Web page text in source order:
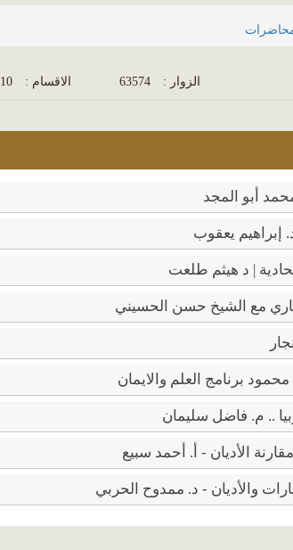
الزوار : 63574 الاقسام : 10
أبو المجد
إبراهيم يعقوب
| د هيثم طلعت
مع الشيخ حسن الحسيني
برنامج العلم والايمان
.. م. فاضل سليمان
الأديان - أ. أحمد سبيع
والأديان - د. ممدوح الحربي